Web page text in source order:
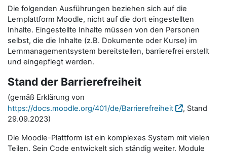
Die folgenden Ausführungen beziehen sich auf die
Lernplattform Moodle, nicht auf die dort eingestellten
Inhalte. Eingestellte Inhalte müssen von den Personen
selbst, die die Inhalte (z.B. Dokumente oder Kurse) im
Lernmanagementsystem bereitstellen, barrierefrei erstellt
und eingepflegt werden.
Stand der Barrierefreiheit
(gemäß Erklärung von
https://docs.moodle.org/401/de/Barrierefreiheit
, Stand
29.09.2023)
Die Moodle-Plattform ist ein komplexes System mit vielen
Teilen. Sein Code entwickelt sich ständig weiter. Module